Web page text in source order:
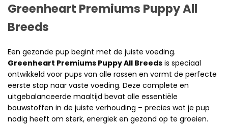
Greenheart Premiums Puppy All
Breeds
Een gezonde pup begint met de juiste voeding.
Greenheart Premiums Puppy All Breeds is speciaal
ontwikkeld voor pups van alle rassen en vormt de perfecte
eerste stap naar vaste voeding. Deze complete en
uitgebalanceerde maaltijd bevat alle essentiële
bouwstoffen in de juiste verhouding – precies wat je pup
nodig heeft om sterk, energiek en gezond op te groeien.